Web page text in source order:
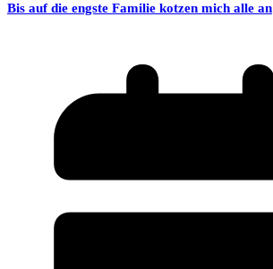
Bis auf die engste Familie kotzen mich alle an